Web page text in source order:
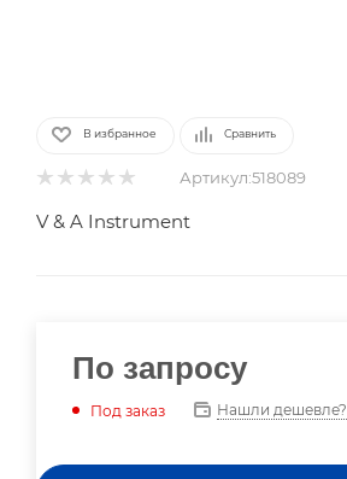
В избранное Сравнить
Артикул:518089
V & A Instrument
По запросу
Под заказ Нашли дешевле?